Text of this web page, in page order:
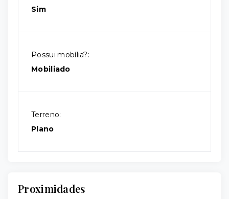
Sim
Possui mobília?:
Mobiliado
Terreno:
Plano
Proximidades